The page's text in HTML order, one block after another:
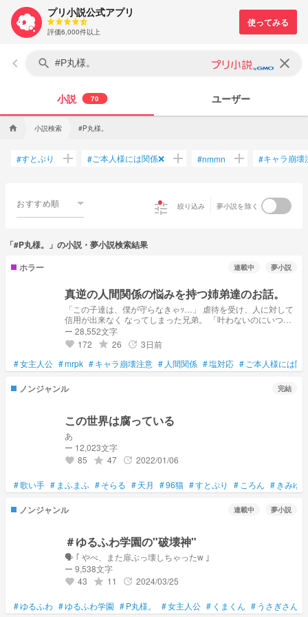
プリ小説公式アプリ
評価6,000件以上
keyboard_arrow_left search clear
小説 70 ユーザー
home 小説検索 #P丸様。
#すとぷり add #ご本人様には関係❌ add #nmmn add #キャラ崩壊
おすすめ順 tune 絞り込み 夢小説を除く
「#P丸様。」の小説・夢小説検索結果
ホラー
連載中 夢小説
真逆の人間関係の悩みを持つ姉弟達のお話。
「この子達は、僕が守らなきゃｯ…」 虐待を受け、人に対して
信用が出来なく なってしまった兄弟。 「叶わないのにいつま
で願うんだろう…｣ 人に裏切られても人に対する信用を 諦めら
れない自分。 母「子供を引き取ったのよ。6人。」 自分「は？
ぇ━(*´・д・)━!!!」 義兄弟「…」 そんな真逆の悩みを持つ子
供達により 運命の歯車は少しずつ動き出していく。 これは人
間関係について悩む“少女達”の生き様を描いた物語。 リメイク
ー 28,552文字
favorite 172 grade 26 update 3日前
#女主人公 #mrpk #キャラ崩壊注意 # 人間関係 #塩対応 # ご本人様には関
ノンジャンル 完結
この世界は腐っている
あ
ー 12,023文字
favorite 85 grade 47 update 2022/01/06
#歌い手 # まふまふ #そらる #天月 #96猫 #すとぷり # ころん # きみゆ
ノンジャンル 連載中 夢小説
＃ゆるふわ学園の"破壊神"
🗣 ｢ やべ、また扉ぶっ壊しちゃったw ｣
ー 9,538文字
favorite 43 grade 11 update 2024/03/25
#ゆるふわ #ゆるふわ学園 #P丸様。 #女主人公 # くまくん # うさぎさん